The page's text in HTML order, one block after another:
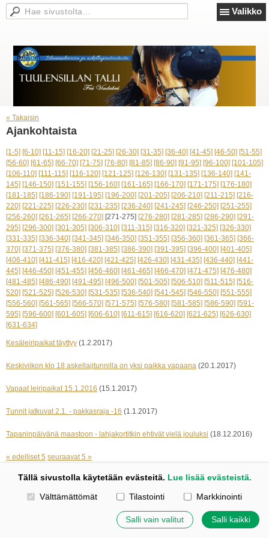
Valikko
« Takaisin
Ajankohtaista
[1-5] [6-10] [11-15] [16-20] [21-25] [26-30] [31-35] [36-40] [41-45] [46-50] [51-55]
[56-60] [61-65] [66-70] [71-75] [76-80] [81-85] [86-90] [91-95] [96-100] [101-105]
[106-110] [111-115] [116-120] [121-125] [126-130] [131-135] [136-140] [141-
145] [146-150] [151-155] [156-160] [161-165] [166-170] [171-175] [176-180]
[181-185] [186-190] [191-195] [196-200] [201-205] [206-210] [211-215] [216-
220] [221-225] [226-230] [231-235] [236-240] [241-245] [246-250] [251-255]
[256-260] [261-265] [266-270] [271-275] [276-280] [281-285] [286-290] [291-
295] [296-300] [301-305] [306-310] [311-315] [316-320] [321-325] [326-330]
[331-335] [336-340] [341-345] [346-350] [351-355] [356-360] [361-365] [366-
370] [371-375] [376-380] [381-385] [386-390] [391-395] [396-400] [401-405]
[406-410] [411-415] [416-420] [421-425] [426-430] [431-435] [436-440] [441-
445] [446-450] [451-455] [456-460] [461-465] [466-470] [471-475] [476-480]
[481-485] [486-490] [491-495] [496-500] [501-505] [506-510] [511-515] [516-
520] [521-525] [526-530] [531-535] [536-540] [541-545] [546-550] [551-555]
[556-560] [561-565] [566-570] [571-575] [576-580] [581-585] [586-590] [591-
595] [596-600] [601-605] [606-610] [611-615] [616-620] [621-625] [626-630]
[631-634]
Kesäleiripaikat täyttyy (1.2.2017)
Keskiviikon klo 18 askellajitunnilla on yksi paikka vapaana (20.1.2017)
Vapaat leiripaikat 15.1.2016 (15.1.2017)
Tunnit jatkuvat 2.1. - pakkasraja -16 (1.1.2017)
Tapaninpäivänä maastoon - lahjakortitkin ehtivät vielä jouluksi (18.12.2016)
« edelliset 5 seuraavat 5 »
Tehty Yhdistysavaimella |Evästeet
Tällä sivustolla käytetään evästeitä. Lue lisää evästeistä.
Valitse käytettävät evästeet
Välttämättömät Tilastointi Markkinointi
Salli vain valitut Salli kaikki